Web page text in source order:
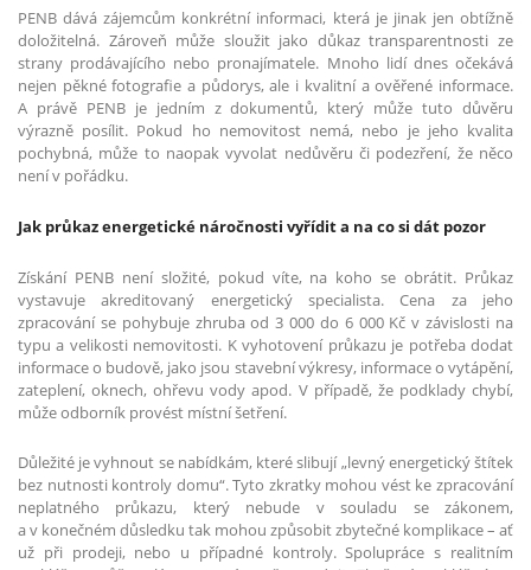
PENB dává zájemcům konkrétní informaci, která je jinak jen obtížně
doložitelná. Zároveň může sloužit jako důkaz transparentnosti ze
strany prodávajícího nebo pronajímatele. Mnoho lidí dnes očekává
nejen pěkné fotografie a půdorys, ale i kvalitní a ověřené informace.
A právě PENB je jedním z dokumentů, který může tuto důvěru
výrazně posílit. Pokud ho nemovitost nemá, nebo je jeho kvalita
pochybná, může to naopak vyvolat nedůvěru či podezření, že něco
není v pořádku.
Jak průkaz energetické náročnosti vyřídit a na co si dát pozor
Získání PENB není složité, pokud víte, na koho se obrátit. Průkaz
vystavuje akreditovaný energetický specialista. Cena za jeho
zpracování se pohybuje zhruba od 3 000 do 6 000 Kč v závislosti na
typu a velikosti nemovitosti. K vyhotovení průkazu je potřeba dodat
informace o budově, jako jsou stavební výkresy, informace o vytápění,
zateplení, oknech, ohřevu vody apod. V případě, že podklady chybí,
může odborník provést místní šetření.
Důležité je vyhnout se nabídkám, které slibují „levný energetický štítek
bez nutnosti kontroly domu“. Tyto zkratky mohou vést ke zpracování
neplatného průkazu, který nebude v souladu se zákonem,
a v konečném důsledku tak mohou způsobit zbytečné komplikace – ať
už při prodeji, nebo u případné kontroly. Spolupráce s realitním